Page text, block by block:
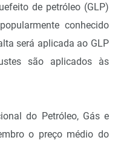
de petróleo (GLP)
conhecido
será aplicada ao GLP
são aplicados às
do Petróleo, Gás e
o preço médio do